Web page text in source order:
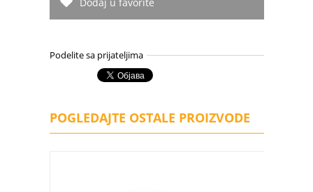
Podelite sa prijateljima
POGLEDAJTE OSTALE PROIZVODE